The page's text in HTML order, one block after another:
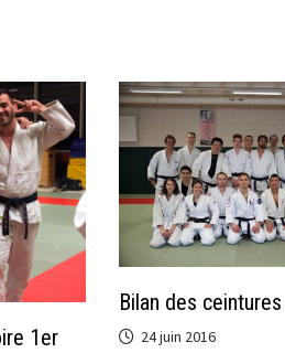
1er
Bilan des
24 juin 2016